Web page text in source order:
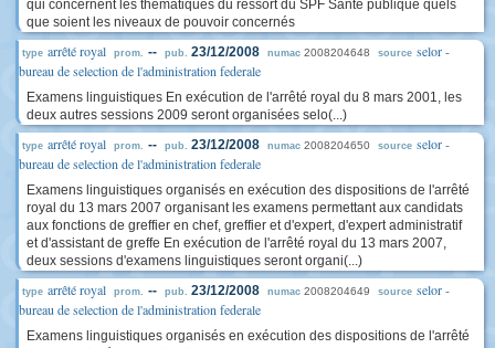
qui concernent les thématiques du ressort du SPF Santé publique quels
que soient les niveaux de pouvoir concernés
type arrêté royal prom. -- pub. 23/12/2008 numac 2008204648 source selor -
bureau de selection de l'administration federale
Examens linguistiques En exécution de l'arrêté royal du 8 mars 2001, les
deux autres sessions 2009 seront organisées selo(...)
type arrêté royal prom. -- pub. 23/12/2008 numac 2008204650 source selor -
bureau de selection de l'administration federale
Examens linguistiques organisés en exécution des dispositions de l'arrêté
royal du 13 mars 2007 organisant les examens permettant aux candidats
aux fonctions de greffier en chef, greffier et d'expert, d'expert administratif
et d'assistant de greffe En exécution de l'arrêté royal du 13 mars 2007,
deux sessions d'examens linguistiques seront organi(...)
type arrêté royal prom. -- pub. 23/12/2008 numac 2008204649 source selor -
bureau de selection de l'administration federale
Examens linguistiques organisés en exécution des dispositions de l'arrêté